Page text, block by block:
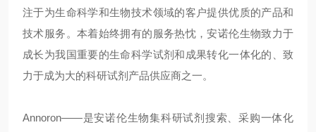
注于为生命科学和生物技术领域的客户提供优质的产品和
技术服务。本着始终拥有的服务热忱，安诺伦生物致力于
成长为我国重要的生命科学试剂和成果转化一体化的、致
力于成为大的科研试剂产品供应商之一。
Annoron——是安诺伦生物集科研试剂搜索、采购一体化